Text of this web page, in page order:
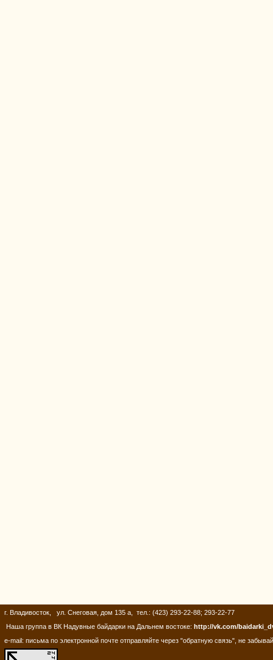
г. Владивосток, ул. Снеговая, дом 135 а, тел.: (423) 293-22-88; 293-22-77
Наша группа в ВК Надувные байдарки на Дальнем востоке: http://vk.com/
e-mail: письма по электронной почте отправляйте через "обратную связь", не